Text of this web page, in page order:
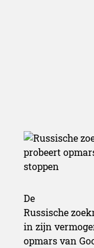
De
Russische
in zijn
opmars van